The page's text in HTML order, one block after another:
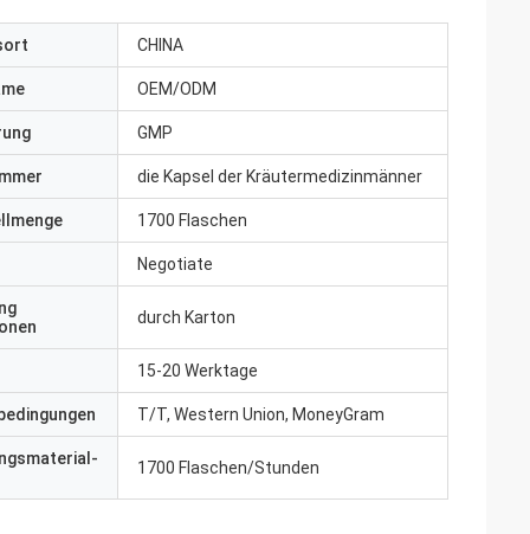
CHINA
OEM/ODM
GMP
die Kapsel der Kräutermedizinmänner
1700 Flaschen
Negotiate
durch Karton
15-20 Werktage
T/T, Western Union, MoneyGram
1700 Flaschen/Stunden